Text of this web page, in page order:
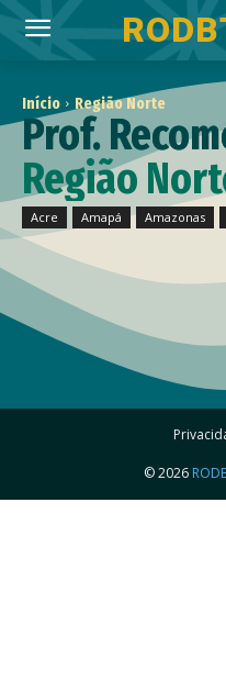
Início Região Norte
Prof.
Região
Acre Amapá Amazonas
© 2026